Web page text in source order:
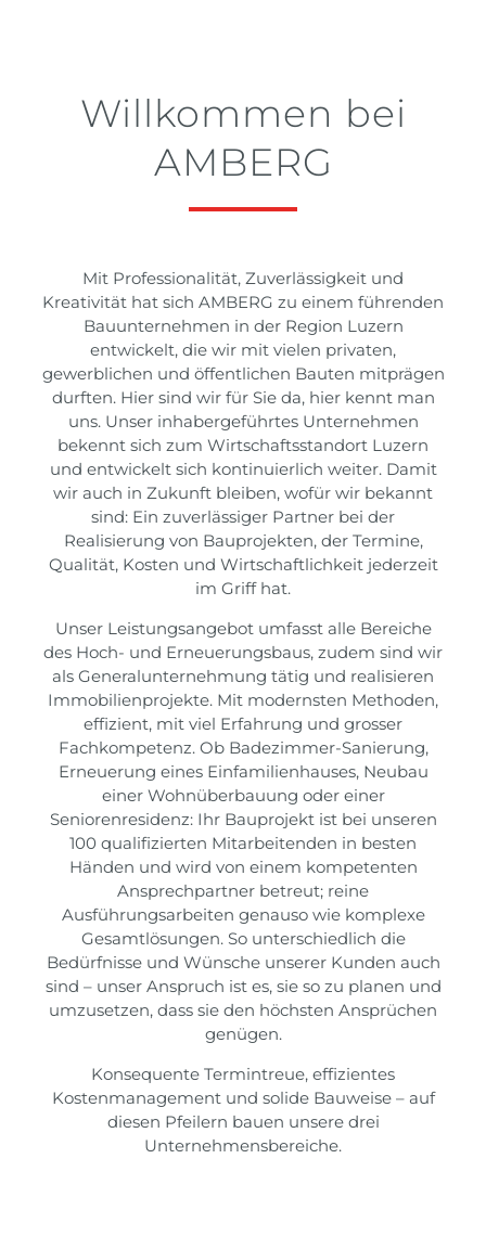
Willkommen bei
AMBERG
Mit Professionalität, Zuverlässigkeit und
Kreativität hat sich AMBERG zu einem führenden
Bauunternehmen in der Region Luzern
entwickelt, die wir mit vielen privaten,
gewerblichen und öffentlichen Bauten mitprägen
durften. Hier sind wir für Sie da, hier kennt man
uns. Unser inhabergeführtes Unternehmen
bekennt sich zum Wirtschaftsstandort Luzern
und entwickelt sich kontinuierlich weiter. Damit
wir auch in Zukunft bleiben, wofür wir bekannt
sind: Ein zuverlässiger Partner bei der
Realisierung von Bauprojekten, der Termine,
Qualität, Kosten und Wirtschaftlichkeit jederzeit
im Griff hat.
Unser Leistungsangebot umfasst alle Bereiche
des Hoch- und Erneuerungsbaus, zudem sind wir
als Generalunternehmung tätig und realisieren
Immobilienprojekte. Mit modernsten Methoden,
effizient, mit viel Erfahrung und grosser
Fachkompetenz. Ob Badezimmer-Sanierung,
Erneuerung eines Einfamilienhauses, Neubau
einer Wohnüberbauung oder einer
Seniorenresidenz: Ihr Bauprojekt ist bei unseren
100 qualifizierten Mitarbeitenden in besten
Händen und wird von einem kompetenten
Ansprechpartner betreut; reine
Ausführungsarbeiten genauso wie komplexe
Gesamtlösungen. So unterschiedlich die
Bedürfnisse und Wünsche unserer Kunden auch
sind – unser Anspruch ist es, sie so zu planen und
umzusetzen, dass sie den höchsten Ansprüchen
genügen.
Konsequente Termintreue, effizientes
Kostenmanagement und solide Bauweise – auf
diesen Pfeilern bauen unsere drei
Unternehmensbereiche.